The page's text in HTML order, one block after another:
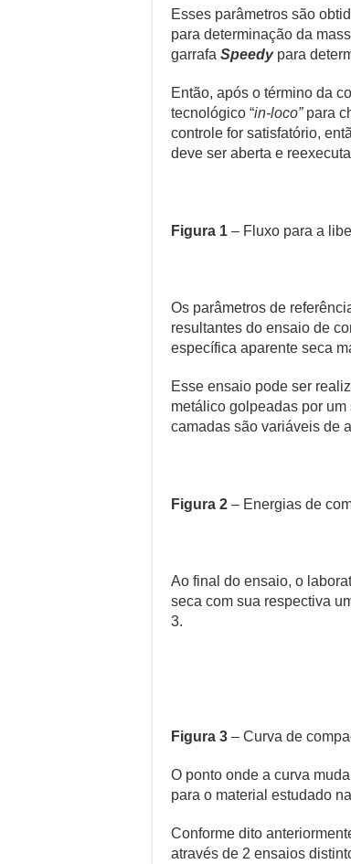
Esses parâmetros são
para determinação da
garrafa Speedy para
Então, após o término da
tecnológico “in-loco”para
controle for satisfatório,
deve ser aberta e
Figura 1 – Fluxo para a
Os parâmetros de
resultantes do ensaio de
específica aparente seca
Esse ensaio pode ser
metálico golpeadas por
camadas são variáveis de
Figura 2 – Energias de
Ao final do ensaio, o
seca com sua respectiva
3.
Figura 3 – Curva de
O ponto onde a curva
para o material estudado
Conforme dito
através de 2 ensaios